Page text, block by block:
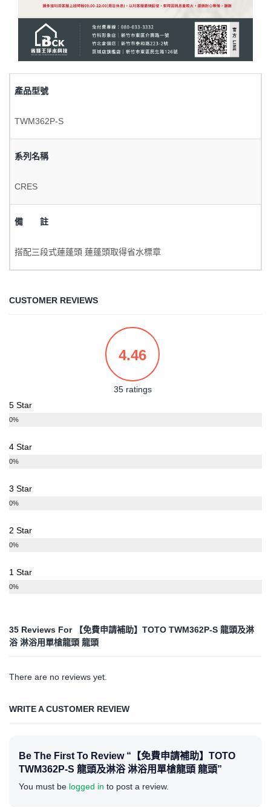
產品型號
TWM362P-S
系列名稱
CRES
備 註
搭配三段式蓮蓬頭 蓮蓬頭取得省水標章
CUSTOMER REVIEWS
4.46
35 ratings
5 Star
0%
4 Star
0%
3 Star
0%
2 Star
0%
1 Star
0%
35 Reviews For
【免費申請補助】TOTO TWM362P-S 龍頭及淋
浴 淋浴用單槍龍頭 龍頭
There are no reviews yet.
WRITE A CUSTOMER REVIEW
Be The First To Review “【免費申請補助】TOTO
TWM362P-S 龍頭及淋浴 淋浴用單槍龍頭 龍頭”
You must be logged in to post a review.